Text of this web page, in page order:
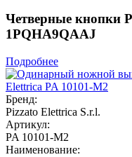
Четверные кнопки
1PQHA9QAAJ
Подробнее
Бренд:
Pizzato Elettrica S.r.l.
Артикул:
PA 10101-M2
Наименование: